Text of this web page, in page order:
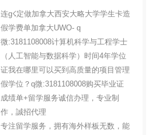
连g☇定做加拿大西安大略大学学生卡造
假学费单加拿大UWO- q
微:3181108008计算机科学与工程学士
（人工智能与数据科学）时间4年学位
证我在哪里可以买到高质量的项目管理
假学位？q微:3181108008购买毕业证
成绩单+留学服务诚信办理，专业制
作，誠招代理
专注留学服务，拥有海外样板无数，能